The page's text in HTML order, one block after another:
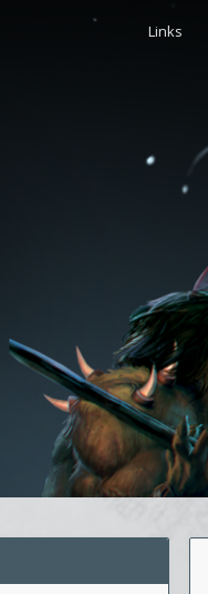
Links